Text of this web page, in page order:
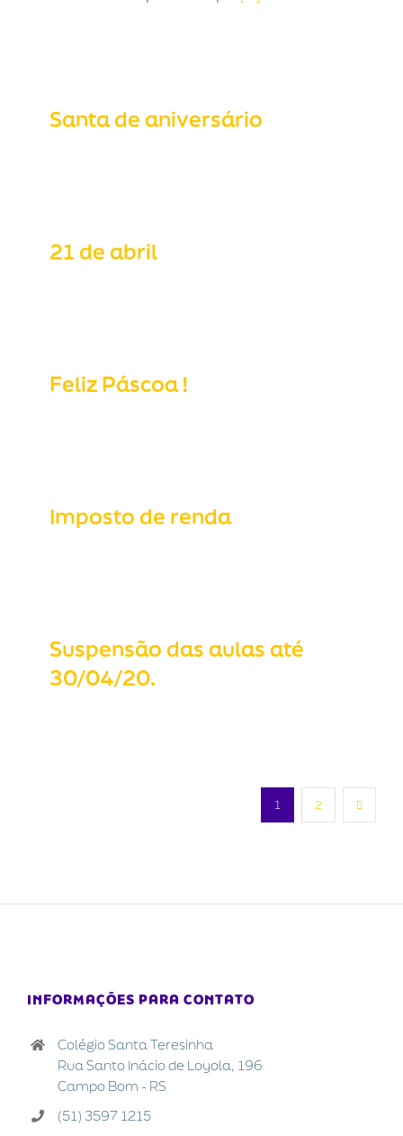
Santa de aniversário
21 de abril
Feliz Páscoa !
Imposto de renda
Suspensão das aulas até
30/04/20.
1 2
INFORMAÇÕES PARA CONTATO
Colégio Santa Teresinha
Rua Santo Inácio de Loyola, 196
Campo Bom - RS
(51) 3597 1215